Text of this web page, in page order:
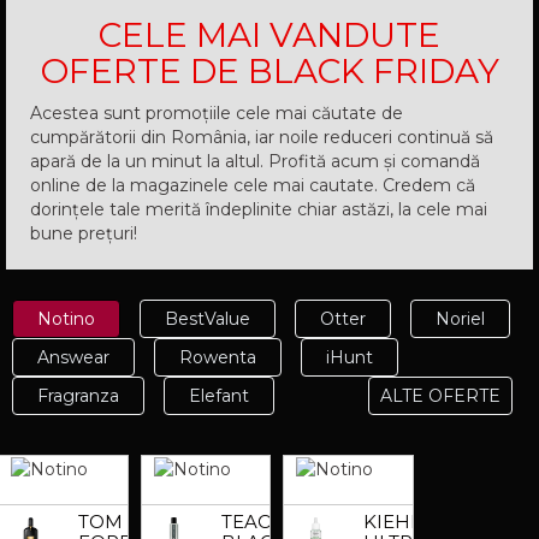
CELE MAI VANDUTE
OFERTE DE BLACK FRIDAY
Acestea sunt promoțiile cele mai căutate de
cumpărătorii din România, iar noile reduceri continuă să
apară de la un minut la altul. Profită acum și comandă
online de la magazinele cele mai cautate. Credem că
dorințele tale merită îndeplinite chiar astăzi, la cele mai
bune prețuri!
Notino BestValue Otter
Noriel
Answear
Rowenta
iHunt
Fragranza
Elefant ALTE OFERTE
TOM
TEAOLOGY
KIEHL'S